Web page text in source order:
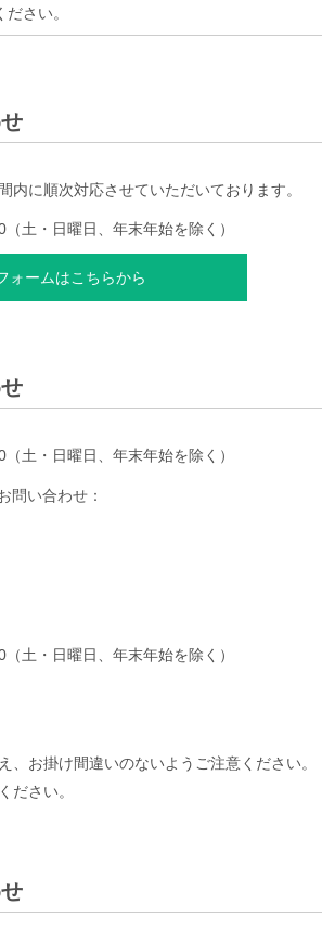
さい。
内に順次対応させていただいております。
土・日曜日、年末年始を除く）
ォームはこちらから
土・日曜日、年末年始を除く）
問い合わせ：
土・日曜日、年末年始を除く）
お掛け間違いのないようご注意ください。
ださい。